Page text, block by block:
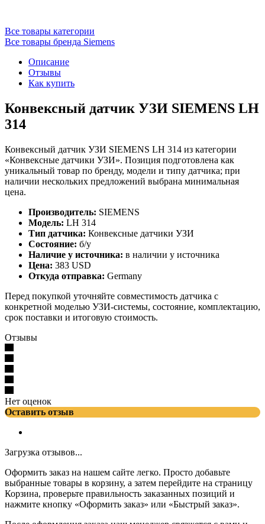
Все товары категории
Все товары бренда Siemens
Описание
Отзывы
Как купить
Конвексный датчик УЗИ SIEMENS LH
314
Конвексный датчик УЗИ SIEMENS LH 314 из категории
«Конвексные датчики УЗИ». Позиция подготовлена как
уникальный товар по бренду, модели и типу датчика; при
наличии нескольких предложений выбрана минимальная
цена.
Производитель: SIEMENS
Модель: LH 314
Тип датчика: Конвексные датчики УЗИ
Состояние: б/у
Наличие у источника: в наличии у источника
Цена: 383 USD
Откуда отправка: Germany
Перед покупкой уточняйте совместимость датчика с
конкретной моделью УЗИ-системы, состояние, комплектацию,
срок поставки и итоговую стоимость.
Отзывы
Нет оценок
Оставить отзыв
Загрузка отзывов...
Оформить заказ на нашем сайте легко. Просто добавьте
выбранные товары в корзину, а затем перейдите на страницу
Корзина, проверьте правильность заказанных позиций и
нажмите кнопку «Оформить заказ» или «Быстрый заказ».